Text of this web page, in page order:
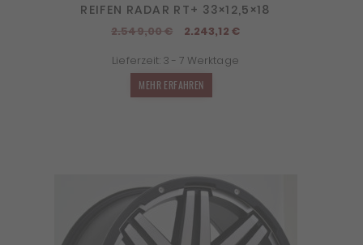
REIFEN RADAR RT+ 33×12,5×18
2.549,00€
Ursprünglicher
war:
2.549,00 €
2.243,12 €Aktueller
Lieferzeit: 3 - 7 Werktage
MEHR ERFAHREN